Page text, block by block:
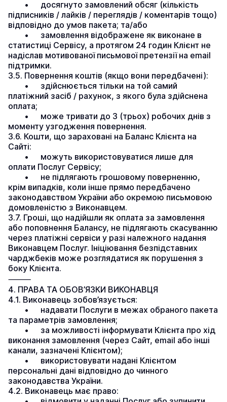
підписників / лайків / переглядів / коментарів тощо)
відповідно до умов пакета; та/або
статистиці Сервісу, а протягом 24 годин Клієнт не
надіслав мотивованої письмової претензії на email
підтримки.
3.5. Повернення коштів (якщо вони передбачені):
платіжний засіб / рахунок, з якого була здійснена
оплата;
моменту узгодження повернення.
3.6. Кошти, що зараховані на Баланс Клієнта на
Сайті:
оплати Послуг Сервісу;
крім випадків, коли інше прямо передбачено
законодавством України або окремою письмовою
домовленістю з Виконавцем.
3.7. Гроші, що надійшли як оплата за замовлення
або поповнення Балансу, не підлягають скасуванню
через платіжні сервіси у разі належного надання
Виконавцем Послуг. Ініціювання безпідставних
чарджбеків може розглядатися як порушення з
боку Клієнта.
⸻
4. ПРАВА ТА ОБОВ’ЯЗКИ ВИКОНАВЦЯ
4.1. Виконавець зобов’язується:
та параметрів замовлення;
виконання замовлення (через Сайт, email або інші
канали, зазначені Клієнтом);
персональні дані відповідно до чинного
законодавства України.
4.2. Виконавець має право: